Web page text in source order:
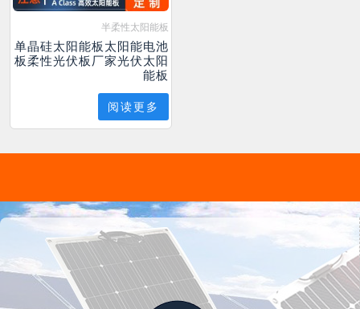
半柔性太阳能板
单晶硅太阳能板太阳能电池
板柔性光伏板厂家光伏太阳
能板
阅读更多